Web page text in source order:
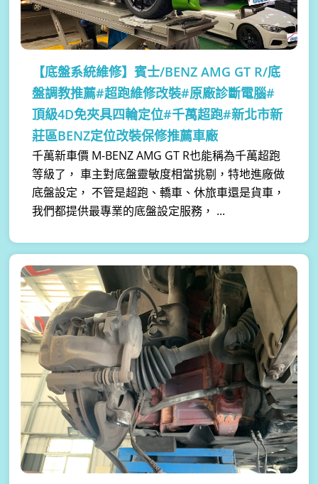
【底盤系統維修】賓士/BENZ AMG GT R/底
盤調教推薦#超跑維修改裝#原廠診斷電腦#
頂級4D免夾具四輪定位#千萬超跑#新北市新
莊區BENZ定位改裝保修推薦車廠
千萬新車價 M-BENZ AMG GT R也能稱為千萬超跑
等級了， 車主對底盤靈敏度相當挑剔，特地進廠做
底盤設定， 不管是超跑、轎車、休旅車還是貨車，
我們都提供最專業的底盤設定服務， ...